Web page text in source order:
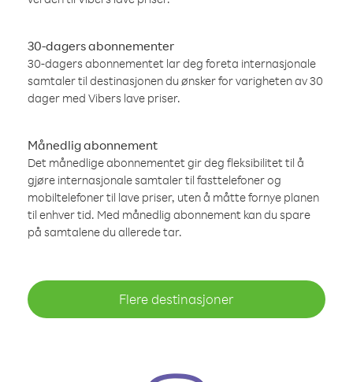
30-dagers abonnementer
30-dagers abonnementet lar deg foreta internasjonale
samtaler til destinasjonen du ønsker for varigheten av 30
dager med Vibers lave priser.
Månedlig abonnement
Det månedlige abonnementet gir deg fleksibilitet til å
gjøre internasjonale samtaler til fasttelefoner og
mobiltelefoner til lave priser, uten å måtte fornye planen
til enhver tid. Med månedlig abonnement kan du spare
på samtalene du allerede tar.
Flere destinasjoner